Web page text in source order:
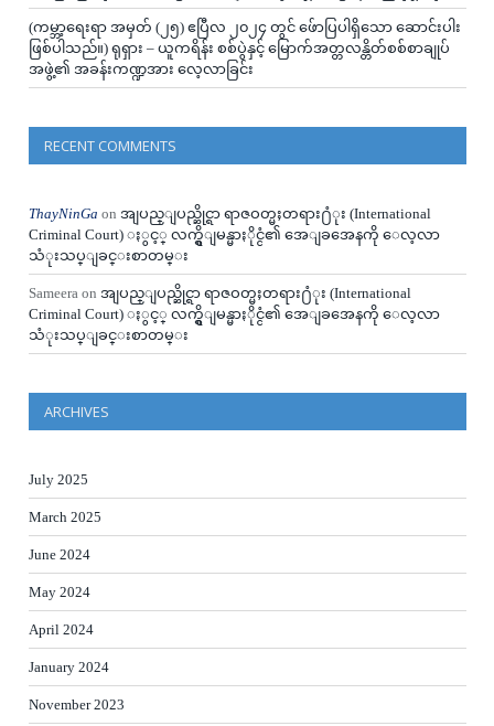
(ကမ္ဘာ့ရေးရာ အမှတ် (၂၅) ဧပြီလ ၂၀၂၄ တွင် ဖ်ောပြပါရှိသော ဆောင်းပါး
ဖြစ်ပါသည်။) ရုရှား – ယူကရိန်း စစ်ပွဲနှင့် မြောက်အတ္တလန္တိတ်စစ်စာချုပ်
အဖွဲ့၏ အခန်းကဏ္ဍအား လေ့လာခြင်း
RECENT COMMENTS
ThayNinGa on အျပည္ျပည္ဆိုင္ရာ ရာဇဝတ္မႈတရား႐ံုး (International
Criminal Court) ႏွင့္ လက္ရွိျမန္မာႏိုင္ငံ၏ အေျခအေနကို ေလ့လာ
သံုးသပ္ျခင္းစာတမ္း
Sameera on အျပည္ျပည္ဆိုင္ရာ ရာဇဝတ္မႈတရား႐ံုး (International
Criminal Court) ႏွင့္ လက္ရွိျမန္မာႏိုင္ငံ၏ အေျခအေနကို ေလ့လာ
သံုးသပ္ျခင္းစာတမ္း
ARCHIVES
July 2025
March 2025
June 2024
May 2024
April 2024
January 2024
November 2023